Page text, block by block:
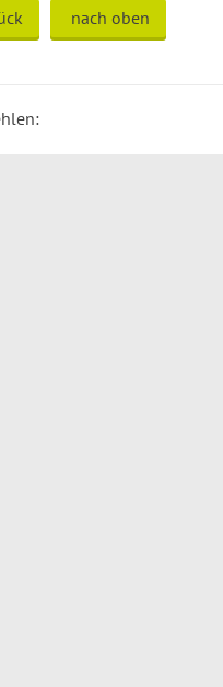
nach oben